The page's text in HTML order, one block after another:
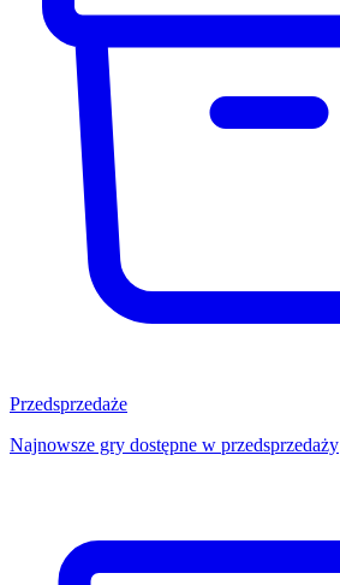
Przedsprzedaże
Najnowsze gry dostępne w przedsprzedaży